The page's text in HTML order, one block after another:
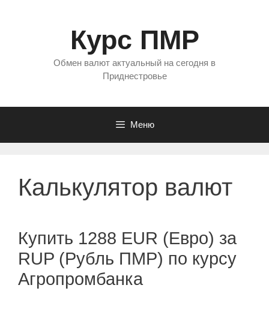
Курс ПМР
Обмен валют актуальный на сегодня в
Приднестровье
Меню
Калькулятор валют
Купить 1288 EUR (Евро) за
RUP (Рубль ПМР) по курсу
Агропромбанка